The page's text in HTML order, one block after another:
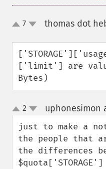
up7 thomas dot
['limit'] are
Bytes)
up
down
2 uphonesimon
just to make a
the people that
the differences
$quota['STORAGE']